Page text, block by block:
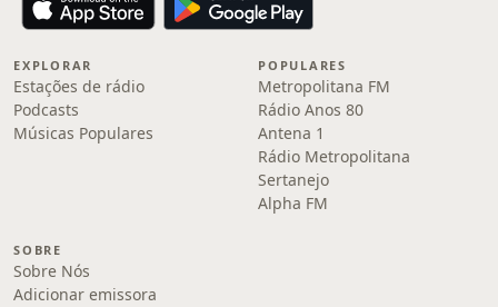
EXPLORAR
Estações de rádio
Podcasts
Músicas Populares
POPULARES
Metropolitana FM
Rádio Anos 80
Antena 1
Rádio Metropolitana
Sertanejo
Alpha FM
SOBRE
Sobre Nós
Adicionar emissora